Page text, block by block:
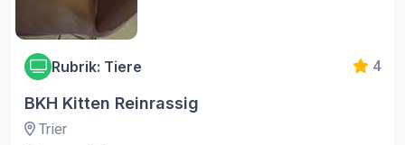
Rubrik: Tiere 4
BKH Kitten Reinrassig
Trier